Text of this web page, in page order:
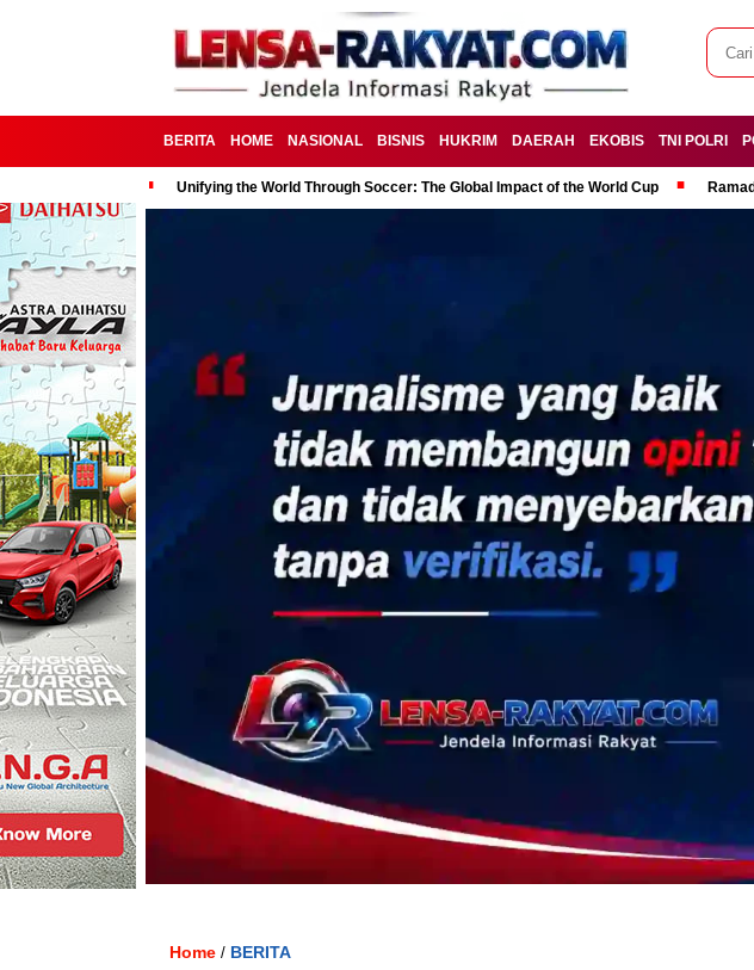
BERITA HOME NASIONAL BISNIS HUKRIM DAERAH EKOBIS TNI POLRI
Unifying the World Through Soccer: The Global Impact of the World Cup
Home / BERITA